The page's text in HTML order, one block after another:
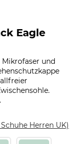
Eagle
Mikrofaser und
.
Herren UK)